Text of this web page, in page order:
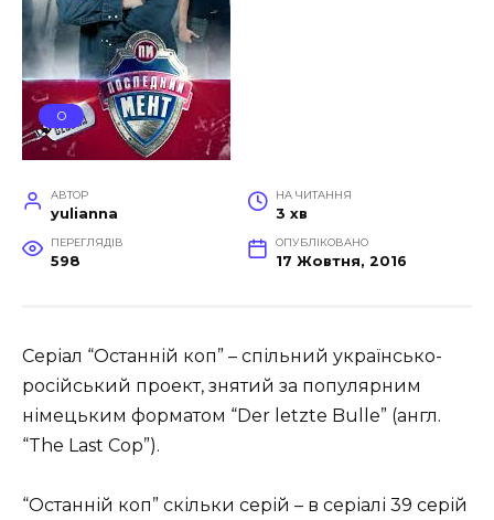
О
АВТОР
yulianna
НА ЧИТАННЯ
3 хв
ПЕРЕГЛЯДІВ
598
ОПУБЛІКОВАНО
17 Жовтня, 2016
Серіал “Останній коп” – спільний українсько-
російський проект, знятий за популярним
німецьким форматом “Der letzte Bulle” (англ.
“The Last Cop”).
“Останній коп” скільки серій – в серіалі 39 серій